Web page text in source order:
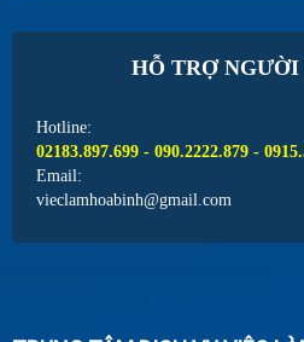
HỖ TRỢ
Hotline:
02183.897.699 - 090.2222.879 -
Email:
vieclamhoabinh@gmail.com